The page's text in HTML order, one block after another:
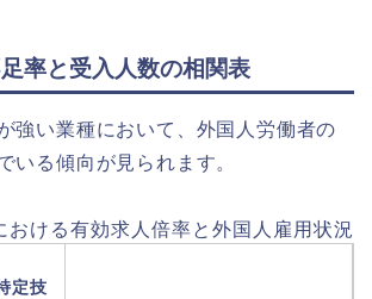
率と受入人数の相関表
強い業種において、外国人労働者の
いる傾向が見られます。
おける有効求人倍率と外国人雇用状況
定技